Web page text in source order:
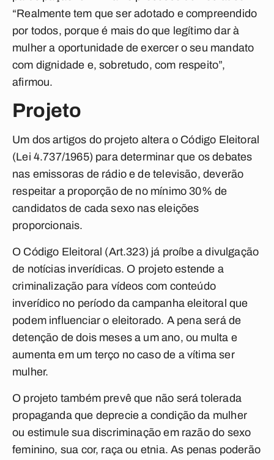
“Realmente tem que ser adotado e compreendido
por todos, porque é mais do que legítimo dar à
mulher a oportunidade de exercer o seu mandato
com dignidade e, sobretudo, com respeito”,
afirmou.
Projeto
Um dos artigos do projeto altera o Código Eleitoral
(Lei 4.737/1965) para determinar que os debates
nas emissoras de rádio e de televisão, deverão
respeitar a proporção de no mínimo 30% de
candidatos de cada sexo nas eleições
proporcionais.
O Código Eleitoral (Art.323) já proíbe a divulgação
de notícias inverídicas. O projeto estende a
criminalização para vídeos com conteúdo
inverídico no período da campanha eleitoral que
podem influenciar o eleitorado. A pena será de
detenção de dois meses a um ano, ou multa e
aumenta em um terço no caso de a vítima ser
mulher.
O projeto também prevê que não será tolerada
propaganda que deprecie a condição da mulher
ou estimule sua discriminação em razão do sexo
feminino, sua cor, raça ou etnia. As penas poderão